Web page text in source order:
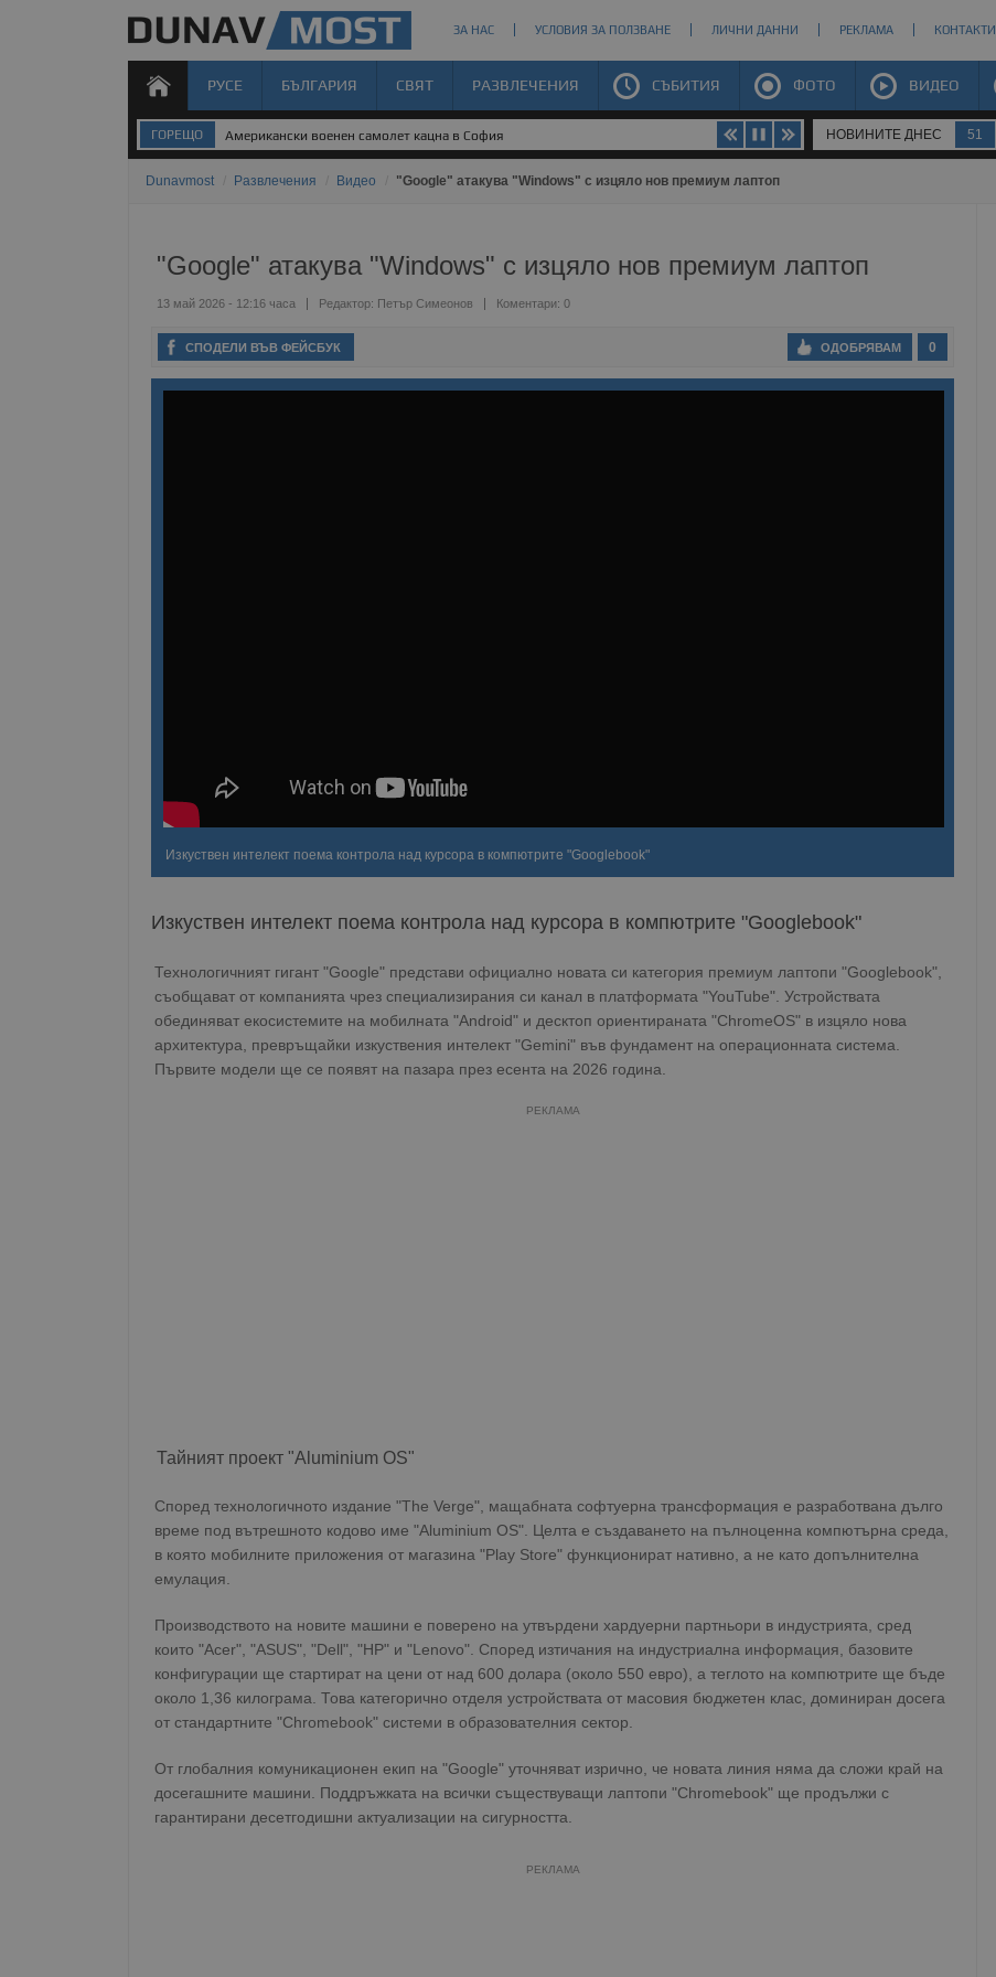
ЗА НАС УСЛОВИЯ ЗА ПОЛЗВАНЕ ЛИЧНИ ДАННИ РЕКЛАМА КОНТАКТИ
РУСЕ БЪЛГАРИЯ СВЯТ РАЗВЛЕЧЕНИЯ СЪБИТИЯ ФОТО ВИДЕО
ГОРЕЩО Американски военен самолет кацна в София НОВИНИТЕ ДНЕС 51
Dunavmost Развлечения Видео "Google" атакува "Windows" с изцяло нов премиум лаптоп
"Google" атакува "Windows" с изцяло нов премиум лаптоп
13 май 2026 - 12:16 часа Редактор: Петър Симеонов Коментари: 0
СПОДЕЛИ ВЪВ ФЕЙСБУК 0
ОДОБРЯВАМ
Изкуствен интелект поема контрола над курсора в компютрите "Googlebook"
Изкуствен интелект поема контрола над курсора в компютрите "Googlebook"
Технологичният гигант "Google" представи официално новата си категория премиум лаптопи "Googlebook",
съобщават от компанията чрез специализирания си канал в платформата "YouTube". Устройствата
обединяват екосистемите на мобилната "Android" и десктоп ориентираната "ChromeOS" в изцяло нова
архитектура, превръщайки изкуствения интелект "Gemini" във фундамент на операционната система.
Първите модели ще се появят на пазара през есента на 2026 година.
РЕКЛАМА
Тайният проект "Aluminium OS"
Според технологичното издание "The Verge", мащабната софтуерна трансформация е разработвана дълго
време под вътрешното кодово име "Aluminium OS". Целта е създаването на пълноценна компютърна среда,
в която мобилните приложения от магазина "Play Store" функционират нативно, а не като допълнителна
емулация.
Производството на новите машини е поверено на утвърдени хардуерни партньори в индустрията, сред
които "Acer", "ASUS", "Dell", "HP" и "Lenovo". Според изтичания на индустриална информация, базовите
конфигурации ще стартират на цени от над 600 долара (около 550 евро), а теглото на компютрите ще бъде
около 1,36 килограма. Това категорично отделя устройствата от масовия бюджетен клас, доминиран досега
от стандартните "Chromebook" системи в образователния сектор.
От глобалния комуникационен екип на "Google" уточняват изрично, че новата линия няма да сложи край на
досегашните машини. Поддръжката на всички съществуващи лаптопи "Chromebook" ще продължи с
гарантирани десетгодишни актуализации на сигурността.
РЕКЛАМА